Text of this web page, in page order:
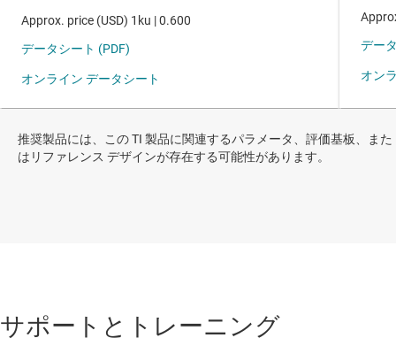
推奨製品には、この TI 製品に関連するパラメータ、評価基板、また
はリファレンス デザインが存在する可能性があります。
サポートとトレーニング